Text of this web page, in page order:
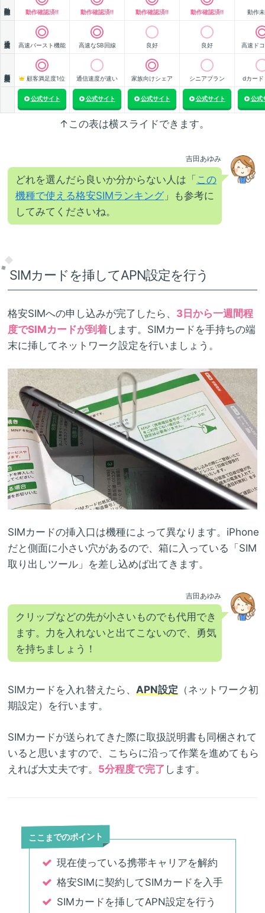
動作確認済!! 動作確認済!! 動作確認済!! 動作確認済!! 動作
高速バースト機能 高速なSB回線 良好 良好 高速ド
顧客満足度1位 通信速度が速い 家族向けシェア シニアプラン dカード
公式サイト 公式サイト 公式サイト 公式サイト 公式
↑この表は横スライドできます。
吉田あゆみ
どれを選んだら良いか分からない人は「 この
機種で使える格安SIMランキング 」も参考に
してみてくださいね。
SIMカードを挿してAPN設定を行う
格安SIMへの申し込みが完了したら、 3日から一週間程
度でSIMカードが到着します。SIMカードを手持ちの端
末に挿してネットワーク設定を行いましょう。
SIMカードの挿入口は機種によって異なります。iPhone
だと側面に小さい穴があるので、箱に入っている「SIM
取り出しツール」を差し込めば出てきます。
吉田あゆみ
クリップなどの先が小さいものでも代用でき
ます。力を入れないと出てこないので、勇気
を持ちましょう！
SIMカードを入れ替えたら、 APN設定 （ネットワーク初
期設定）を行います。
SIMカードが送られてきた際に取扱説明書も同梱されて
いると思いますので、こちらに沿って作業を進めてもら
えれば大丈夫です。 5分程度で完了 します。
ここまでのポイント
現在使っている携帯キャリアを解約
格安SIMに契約してSIMカードを入手
SIMカードを挿してAPN設定を行う